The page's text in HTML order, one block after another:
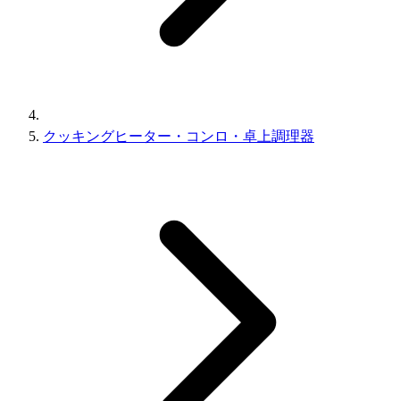
クッキングヒーター・コンロ・卓上調理器